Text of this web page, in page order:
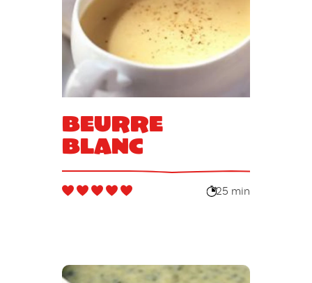
Beurre
blanc
25 min